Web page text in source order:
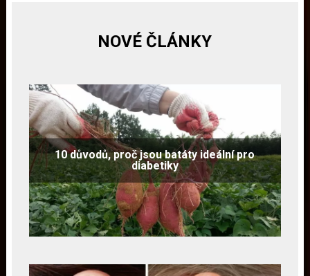
NOVÉ ČLÁNKY
10 důvodů, proč jsou batáty ideální pro
diabetiky